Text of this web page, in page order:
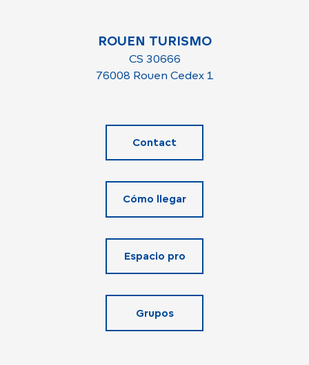
ROUEN TURISMO
CS 30666
76008 Rouen Cedex 1
Contact
Cómo llegar
Espacio pro
Grupos